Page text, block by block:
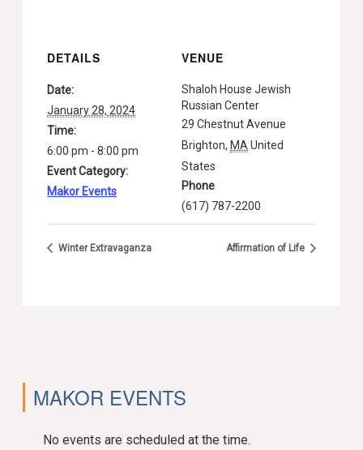
DETAILS
Date:
January 28, 2024
Time:
6:00 pm - 8:00 pm
Event Category:
Makor Events
VENUE
Shaloh House Jewish
Russian Center
29 Chestnut Avenue
Brighton, MAUnited
States
Phone
(617) 787-2200
Winter Extravaganza Affirmation of Life
MAKOR EVENTS
No events are scheduled at the time.